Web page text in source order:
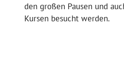
den großen Pausen und
Kursen besucht werden.